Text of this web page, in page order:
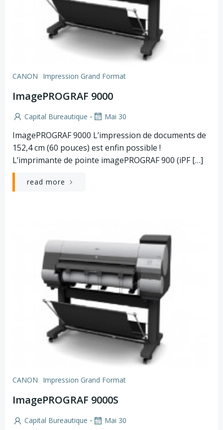
CANON Impression Grand Format
ImagePROGRAF 9000
Capital Bureautique - Mai 30
ImagePROGRAF 9000 L’impression de documents de
152,4 cm (60 pouces) est enfin possible !
L’imprimante de pointe imagePROGRAF 900 (iPF […]
read more
CANON Impression Grand Format
ImagePROGRAF 9000S
Capital Bureautique - Mai 30